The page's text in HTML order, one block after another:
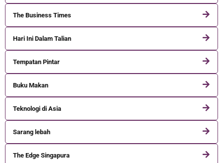
The Business Times
Hari Ini Dalam Talian
Tempatan Pintar
Buku Makan
Teknologi di Asia
Sarang lebah
The Edge Singapura